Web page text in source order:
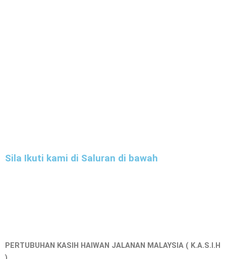
Sila Ikuti kami di Saluran di bawah
PERTUBUHAN KASIH HAIWAN JALANAN MALAYSIA ( K.A.S.I.H